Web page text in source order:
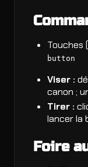
Touches
button
Viser :
canon ;
Tirer :
lancer la
Foire